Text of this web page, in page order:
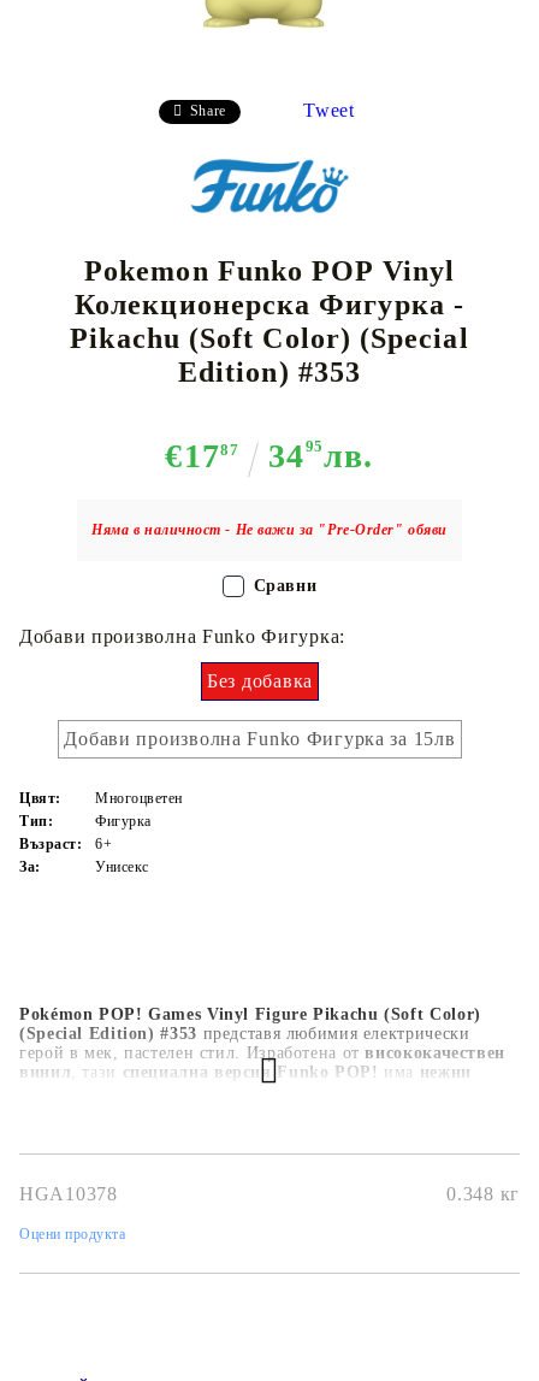
Share Tweet
Pokemon Funko POP Vinyl
Колекционерска Фигурка -
Pikachu (Soft Color) (Special
Edition) #353
€1787 3495лв.
Няма в наличност - Не важи за "Pre-Order" обяви
Pokémon POP! Games Vinyl Figure Pikachu (Soft Color)
(Special Edition) #353 представя любимия електрически
герой в мек, пастелен стил. Изработена отвисококачествен
винил , тази специална версия Funko POP! има нежни
Добави произволна Funko Фигурка:
Без добавка
Добави произволна Funko Фигурка за 15лв
Цвят:
Многоцветен
Тип:
Фигурка
Възраст:
6+
За:
Унисекс
HGA10378 0.348 кг
Оцени продукта
Сравни